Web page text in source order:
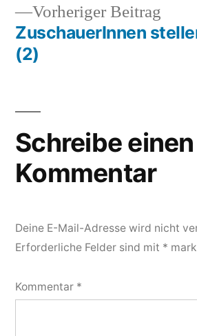
Vorheriger Beitrag
ZuschauerInnen
(2)
Schreibe einen
Kommentar
Deine E-Mail-Adresse wird nicht
Erforderliche Felder sind mit *
Kommentar *